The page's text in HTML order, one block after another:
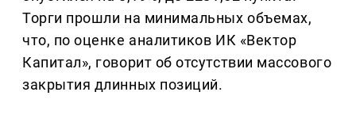
Торги прошли на минимальных объемах,
что, по оценке аналитиков ИК «Вектор
Капитал», говорит об отсутствии массового
закрытия длинных позиций.